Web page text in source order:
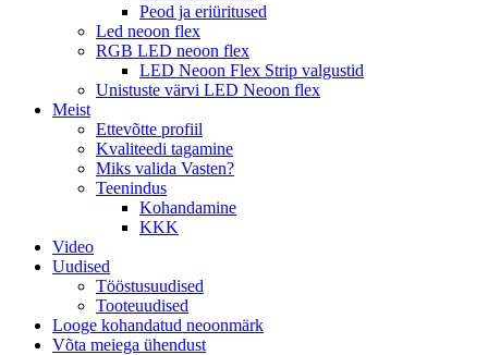
Peod ja eriüritused
Led neoon flex
RGB LED neoon flex
LED Neoon Flex Strip valgustid
Unistuste värvi LED Neoon flex
Meist
Ettevõtte profiil
Kvaliteedi tagamine
Miks valida Vasten?
Teenindus
Kohandamine
KKK
Video
Uudised
Tööstusuudised
Tooteuudised
Looge kohandatud neoonmärk
Võta meiega ühendust